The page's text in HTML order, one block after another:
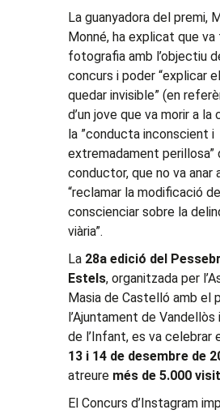
La guanyadora del premi,
Monné, ha explicat que
fotografia amb l’objectiu
concurs i poder “explicar
quedar invisible” (en
d’un jove que va morir a
la ”conducta inconscient i
extremadament perillosa”
conductor, que no va anar
“reclamar la modificació
conscienciar sobre la
viària”.
La 28a edició del
Estels, organitzada per
Masia de Castelló amb el
l’Ajuntament de Vandellòs
de l’Infant, es va celebrar
13 i 14 de desembre de
atreure més de 5.000
El Concurs d’Instagram